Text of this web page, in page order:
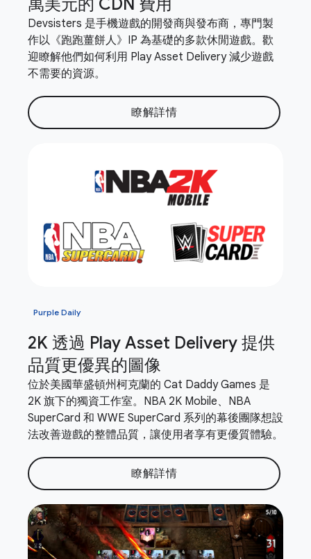
萬美元的 CDN 費用
Devsisters 是手機遊戲的開發商與發布商，專門製
作以《跑跑薑餅人》IP 為基礎的多款休閒遊戲。歡
迎瞭解他們如何利用 Play Asset Delivery 減少遊戲
不需要的資源。
瞭解詳情
Purple Daily
2K 透過 Play Asset Delivery 提供
品質更優異的圖像
位於美國華盛頓州柯克蘭的 Cat Daddy Games 是
2K 旗下的獨資工作室。NBA 2K Mobile、NBA
SuperCard 和 WWE SuperCard 系列的幕後團隊想設
法改善遊戲的整體品質，讓使用者享有更優質體驗。
瞭解詳情